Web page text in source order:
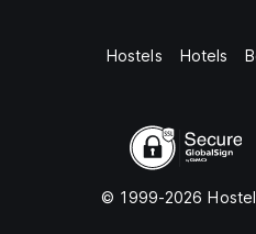
Hostels Hotels
© 1999-2026